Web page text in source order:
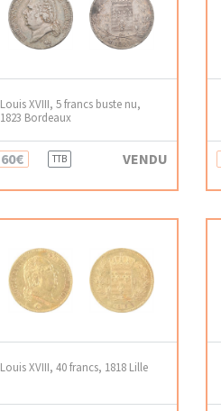
Louis XVIII, 5 francs buste nu,
1823 Bordeaux
60€ TTB VENDU
Louis XVIII, 40 francs, 1818 Lille